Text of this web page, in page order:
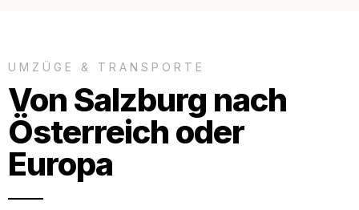
UMZÜGE & TRANSPORTE
Von Salzburg nach
Österreich oder
Europa